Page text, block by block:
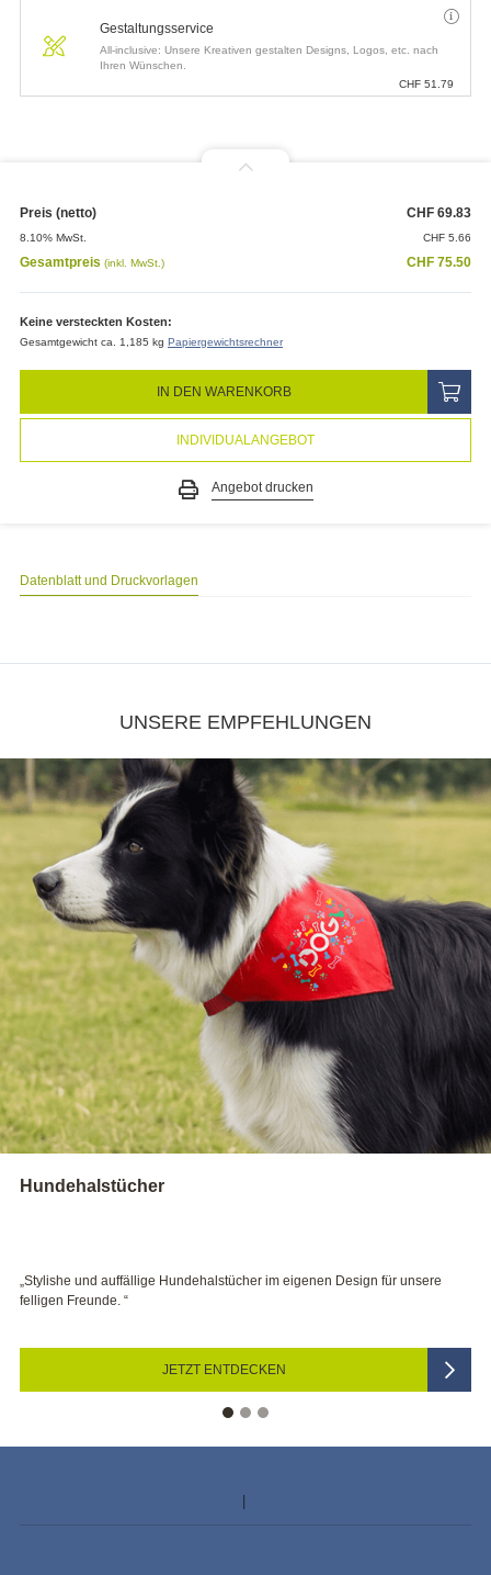
Gestaltungsservice
All-inclusive: Unsere Kreativen gestalten Designs, Logos, etc. nach
Ihren Wünschen.
CHF 51.79
Preis (netto) CHF 69.83
8.10% MwSt. CHF 5.66
Gesamtpreis (inkl. MwSt.) CHF 75.50
Keine versteckten Kosten:
Gesamtgewicht ca. 1,185 kg Papiergewichtsrechner
IN DEN WARENKORB
INDIVIDUALANGEBOT
Angebot drucken
Datenblatt und Druckvorlagen
UNSERE EMPFEHLUNGEN
im eigenen Design für unsere
„Bei Hochzeit, Taufe und Co
JETZT